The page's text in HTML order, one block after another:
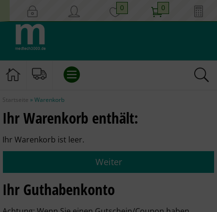
0 0
EINLAUF/KLISTIER
INSTRUMENTE
Startseite »Warenkorb
Ihr Warenkorb enthält:
Ihr Warenkorb ist leer.
Weiter
Ihr Guthabenkonto